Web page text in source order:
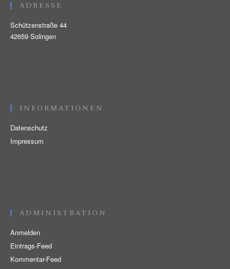
ADRESSE
Schützenstraße 44
42659 Solingen
INFORMATIONEN
Datenschutz
Impressum
ADMINISTRATION
Anmelden
Eintrags-Feed
Kommentar-Feed